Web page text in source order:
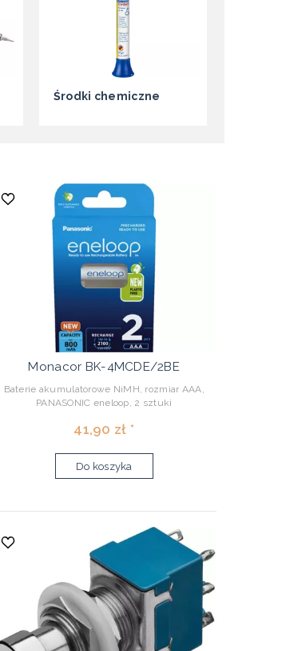
Środki chemiczne
Monacor BK-4MCDE/2BE
Baterie akumulatorowe NiMH, rozmiar AAA,
PANASONIC eneloop, 2 sztuki
41,90 zł *
Do koszyka